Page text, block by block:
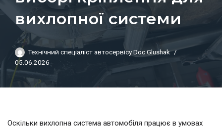
вихлопної системи
Технічний спеціаліст автосервісу Doc Glushak
05.06.2026
Оскільки вихлопна система автомобіля працює в умовах